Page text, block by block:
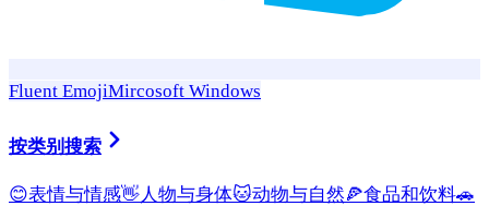
Fluent EmojiMircosoft Windows
按类别搜索
😊表情与情感👋 人物与身体🐱动物与自然🍕食品和饮料🚗